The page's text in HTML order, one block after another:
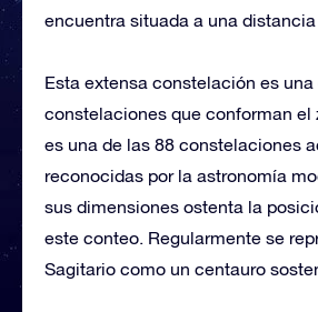
encuentra situada a una
Esta extensa constelación es una
constelaciones que conforman el
es una de las 88 constelaciones
reconocidas por la astronomía
sus dimensiones ostenta la
este conteo. Regularmente se
Sagitario como un centauro